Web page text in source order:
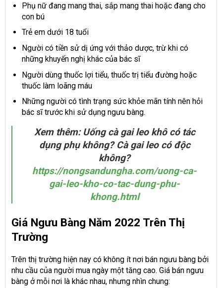
Phụ nữ đang mang thai, sắp mang thai hoặc đang cho
con bú
Trẻ em dưới 18 tuổi
Người có tiền sử dị ứng với thảo dược, trừ khi có
những khuyến nghị khác của bác sĩ
Người dùng thuốc lợi tiểu, thuốc trị tiểu đường hoặc
thuốc làm loãng máu
Những người có tình trạng sức khỏe mãn tính nên hỏi
bác sĩ trước khi sử dụng ngưu bàng.
Xem thêm: Uống cà gai leo khô có tác
dụng phụ không? Cà gai leo có độc
không?
https://nongsandungha.com/uong-ca-
gai-leo-kho-co-tac-dung-phu-
khong.html
Giá Ngưu Bàng Năm 2022 Trên Thị
Trường
Trên thị trường hiện nay có không ít nơi bán ngưu bàng bởi
nhu cầu của người mua ngày một tăng cao. Giá bán ngưu
bàng ở mỗi nơi là khác nhau, nhưng nhìn chung: